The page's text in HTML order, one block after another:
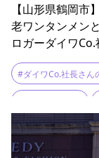
【山形県鶴岡
老ワンタンメン
ロガーダイワ
#ダイワCo.社長さん